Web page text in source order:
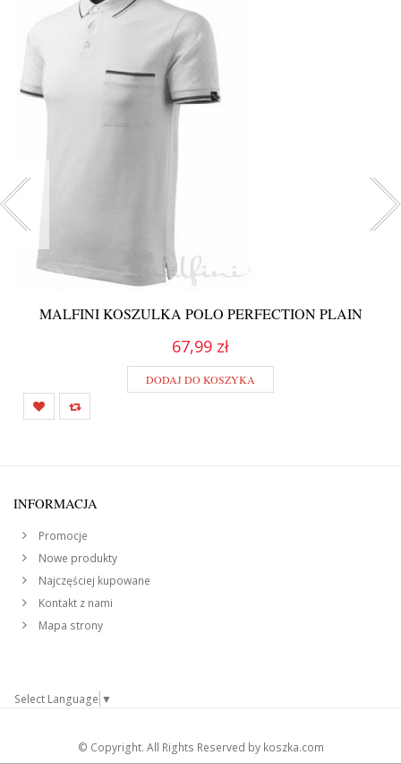
MALFINI KOSZULKA POLO PERFECTION PLAIN
67,99 zł
DODAJ DO KOSZYKA
INFORMACJA
Promocje
Nowe produkty
Najczęściej kupowane
Kontakt z nami
Mapa strony
Select Language ▼
© Copyright. All Rights Reserved by koszka.com